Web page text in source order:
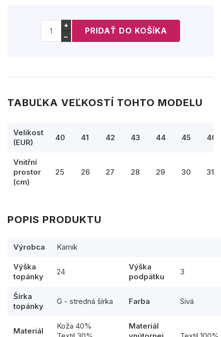
+
−
TABUĽKA VEĽKOSTÍ TOHTO MODELU
Velikost
(EUR)
40 41 42 43 44 45 46
Vnitřní
prostor
(cm)
25 26 27 28 29 30 31
POPIS PRODUKTU
Výrobca Kamik
Výška
topánky
24
Výška
podpätku
3
Šírka
topánky
G - stredná šírka Farba Sivá
Materiál
Koža 40%
Materiál